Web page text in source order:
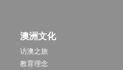
澳洲文化
访澳之旅
教育理念